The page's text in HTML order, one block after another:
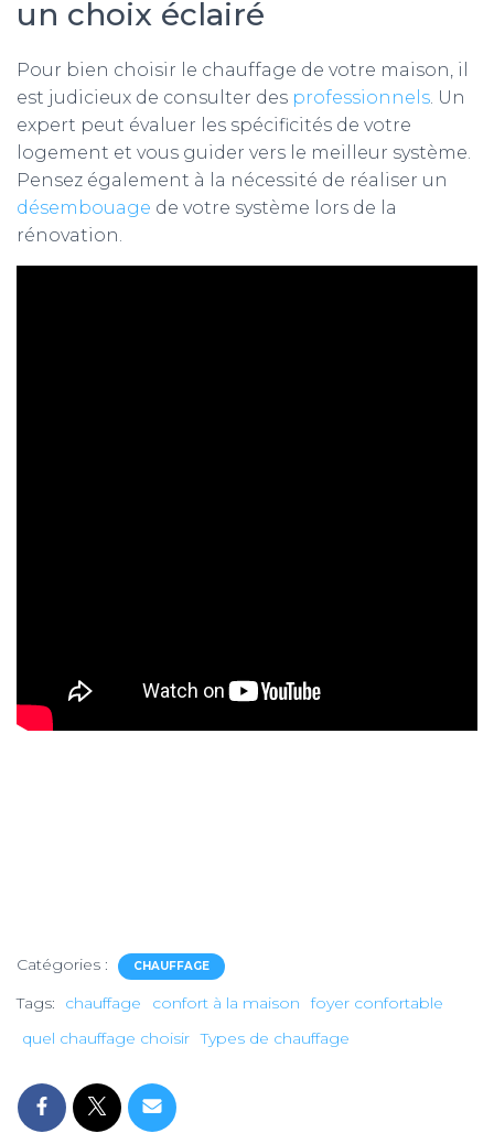
un choix éclairé
Pour bien choisir le chauffage de votre maison, il
est judicieux de consulter des professionnels. Un
expert peut évaluer les spécificités de votre
logement et vous guider vers le meilleur système.
Pensez également à la nécessité de réaliser un
désembouage de votre système lors de la
rénovation.
Catégories : CHAUFFAGE
Tags: chauffage confort à la maison
foyer confortable
quel chauffage choisir Types de chauffage